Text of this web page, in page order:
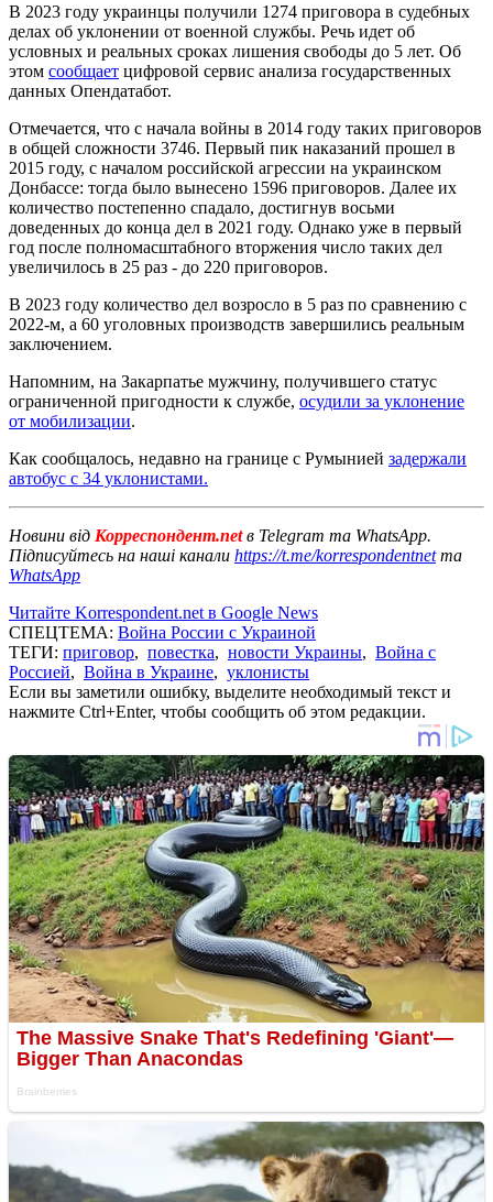
В 2023 году украинцы получили 1274 приговора в судебных
делах об уклонении от военной службы. Речь идет об
условных и реальных сроках лишения свободы до 5 лет. Об
этом сообщает цифровой сервис анализа государственных
данных Опендатабот.
Отмечается, что с начала войны в 2014 году таких приговоров
в общей сложности 3746. Первый пик наказаний прошел в
2015 году, с началом российской агрессии на украинском
Донбассе: тогда было вынесено 1596 приговоров. Далее их
количество постепенно спадало, достигнув восьми
доведенных до конца дел в 2021 году. Однако уже в первый
год после полномасштабного вторжения число таких дел
увеличилось в 25 раз - до 220 приговоров.
В 2023 году количество дел возросло в 5 раз по сравнению с
2022-м, а 60 уголовных производств завершились реальным
заключением.
Напомним, на Закарпатье мужчину, получившего статус
ограниченной пригодности к службе, осудили за уклонение
от мобилизации.
Как сообщалось, недавно на границе с Румынией задержали
автобус с 34 уклонистами.
Новини від Корреспондент.netв Telegram та WhatsApp.
Підписуйтесь на наші канали https://t.me/korrespondentnetта
WhatsApp
Читайте Korrespondent.net в Google News
СПЕЦТЕМА: Война России с Украиной
ТЕГИ: приговор, повестка, новости Украины, Война с
Россией, Война в Украине, уклонисты
Если вы заметили ошибку, выделите необходимый текст и
нажмите Ctrl+Enter, чтобы сообщить об этом редакции.